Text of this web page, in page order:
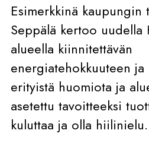
Esimerkkinä kaupungin
Seppälä kertoo uudella
alueella kiinnitettävän
energiatehokkuuteen
erityistä huomiota ja
asetettu tavoitteeksi
kuluttaa ja olla hiilinielu.